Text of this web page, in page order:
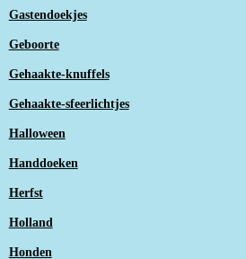
Gastendoekjes
Geboorte
Gehaakte-knuffels
Gehaakte-sfeerlichtjes
Halloween
Handdoeken
Herfst
Holland
Honden